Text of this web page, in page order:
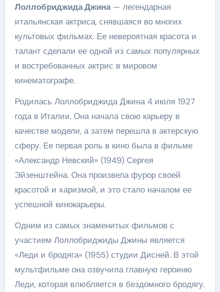
Лоллобриджида Джина— легендарная
итальянская актриса, снявшаяся во многих
культовых фильмах. Ее невероятная красота и
талант сделали ее одной из самых популярных
и востребованных актрис в мировом
кинематографе.
Родилась Лоллобриджида Джина 4 июля 1927
года в Италии. Она начала свою карьеру в
качестве модели, а затем перешла в актерскую
сферу. Ее первая роль в кино была в фильме
«Александр Невский» (1949) Сергея
Эйзенштейна. Она произвела фурор своей
красотой и харизмой, и это стало началом ее
успешной кинокарьеры.
Одним из самых знаменитых фильмов с
участием Лоллобриджиды Джины является
«Леди и бродяга» (1955) студии Дисней. В этой
мультфильме она озвучила главную героиню
Леди, которая влюбляется в бездомного бродягу.